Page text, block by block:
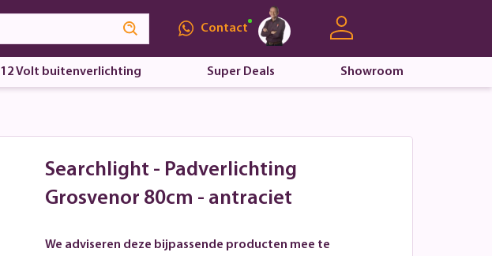
Contact
12 Volt buitenverlichting Super Deals Showroom
Searchlight - Padverlichting
Grosvenor 80cm - antraciet
We adviseren deze bijpassende producten mee te